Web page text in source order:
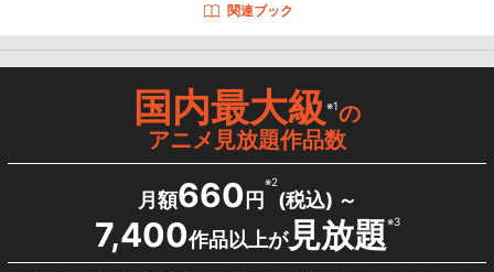
関連ブック
国内最大級※1の
アニメ見放題作品数
月額660 円
※2
(税込) ～
7,400作品以上が見放題※3